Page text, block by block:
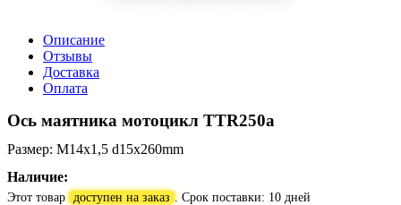
Описание
Отзывы
Доставка
Оплата
Ось маятника мотоцикл TTR250a
Размер: M14х1,5 d15х260mm
Наличие:
Этот товар доступен на заказ . Срок поставки: 10 дней